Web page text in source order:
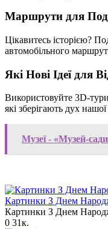
Маршрути для
Цікавитесь історією?
автомобільного
Які Нові Ідеї для
Використовуйте 3D-
які зберігають дух нашої
Музеї - «Музей-
Картинки З Днем
Картинки З Днем
0 31к.